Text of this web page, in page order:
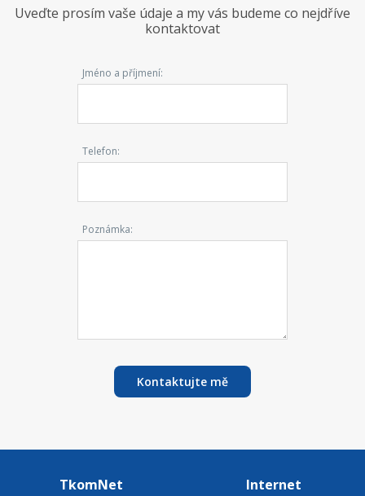
Uveďte prosím vaše údaje a my vás budeme co nejdříve
kontaktovat
Jméno a příjmení:
Telefon:
Poznámka:
Kontaktujte mě
TkomNet Internet